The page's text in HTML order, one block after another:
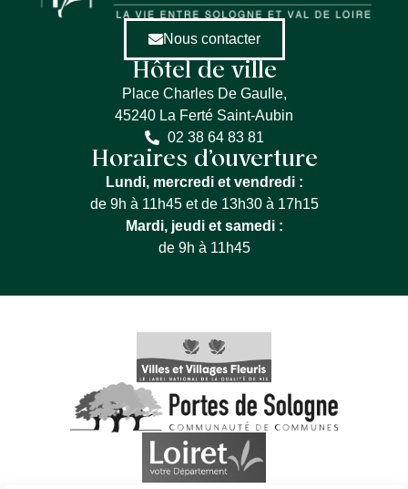
Nous contacter
Hôtel de ville
Place Charles De Gaulle,
45240 La Ferté Saint-Aubin
02 38 64 83 81
Horaires d’ouverture
Lundi, mercredi et vendredi :
de 9h à 11h45 et de 13h30 à 17h15
Mardi, jeudi et samedi :
de 9h à 11h45